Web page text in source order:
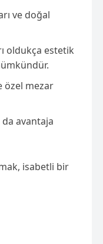
ve doğal
oldukça estetik
özel mezar
avantaja
isabetli bir